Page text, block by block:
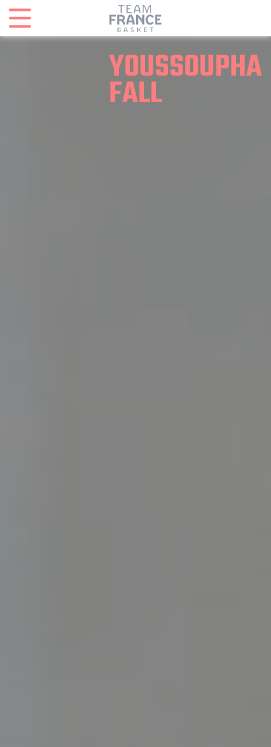
YOUSSOUPHA
FALL
Panneau de gestion des cookies